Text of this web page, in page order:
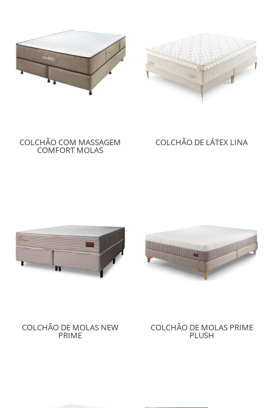
COLCHÃO COM MASSAGEM
COMFORT MOLAS
COLCHÃO DE LÁTEX LINA
COLCHÃO DE MOLAS NEW
PRIME
COLCHÃO DE MOLAS PRIME
PLUSH